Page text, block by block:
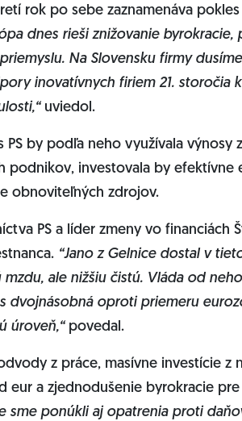
rok po sebe zaznamenáva
dnes rieši znižovanie
Na Slovensku firmy
inovatívnych firiem 21. storočia
uviedol.
PS by podľa neho využívala
podnikov, investovala by
obnoviteľných zdrojov.
PS a líder zmeny vo financiách
“Jano z Gelnice dostal v
ale nižšiu čistú. Vláda od
dvojnásobná oproti priemeru
úroveň,“povedal.
z práce, masívne investície
eur a zjednodušenie byrokracie
sme ponúkli aj opatrenia proti